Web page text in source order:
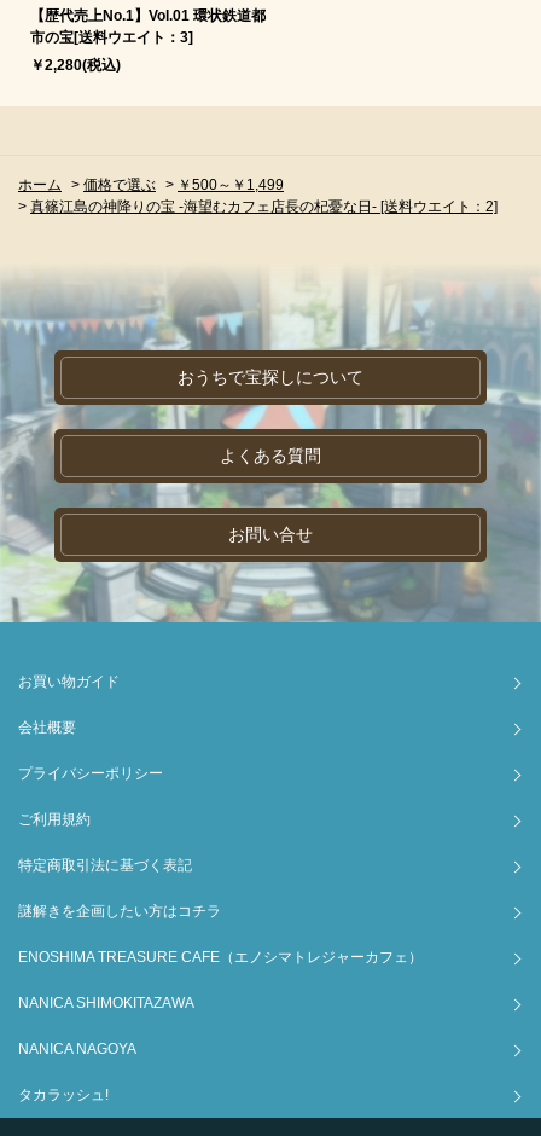
【歴代売上No.1】Vol.01 環状鉄道都
市の宝[送料ウエイト：3]
￥2,280(税込)
ホーム > 価格で選ぶ > ￥500～￥1,499
> 真篠江島の神降りの宝 -海望むカフェ店長の杞憂な日- [送料ウエイト：2]
おうちで宝探しについて
よくある質問
お問い合せ
お買い物ガイド
会社概要
プライバシーポリシー
ご利用規約
特定商取引法に基づく表記
謎解きを企画したい方はコチラ
ENOSHIMA TREASURE CAFE（エノシマトレジャーカフェ）
NANICA SHIMOKITAZAWA
NANICA NAGOYA
タカラッシュ!